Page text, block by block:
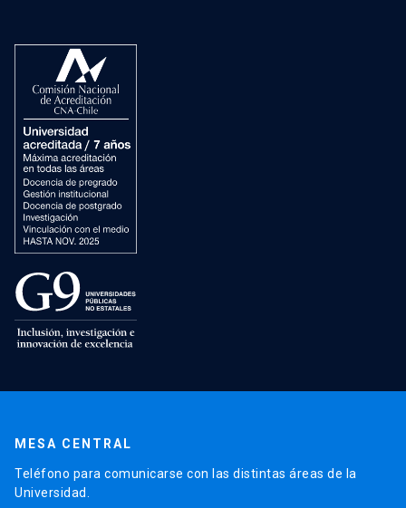
MESA CENTRAL
Teléfono para comunicarse con las distintas áreas de la
Universidad.